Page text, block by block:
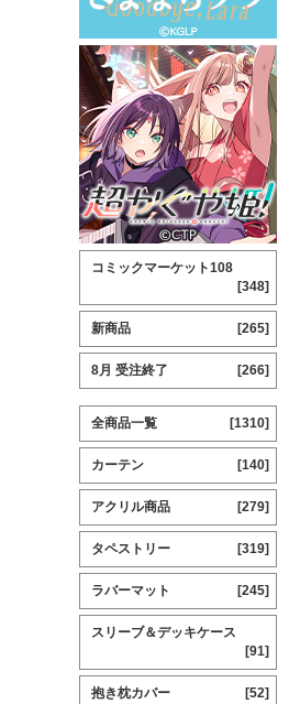
コミックマーケット108
[348]
新商品 [265]
8月 受注終了 [266]
全商品一覧 [1310]
カーテン [140]
アクリル商品 [279]
タペストリー [319]
ラバーマット [245]
スリーブ＆デッキケース
[91]
抱き枕カバー [52]